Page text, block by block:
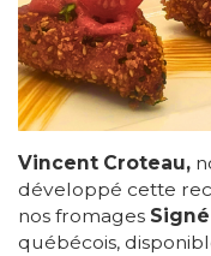
Vincent Croteau,
développé cette
nos fromages
québécois,